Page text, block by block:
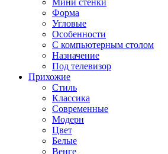
Мини стенки
Форма
Угловые
Особенности
С компьютерным столом
Назначение
Под телевизор
Прихожие
Стиль
Классика
Современные
Модерн
Цвет
Белые
Венге